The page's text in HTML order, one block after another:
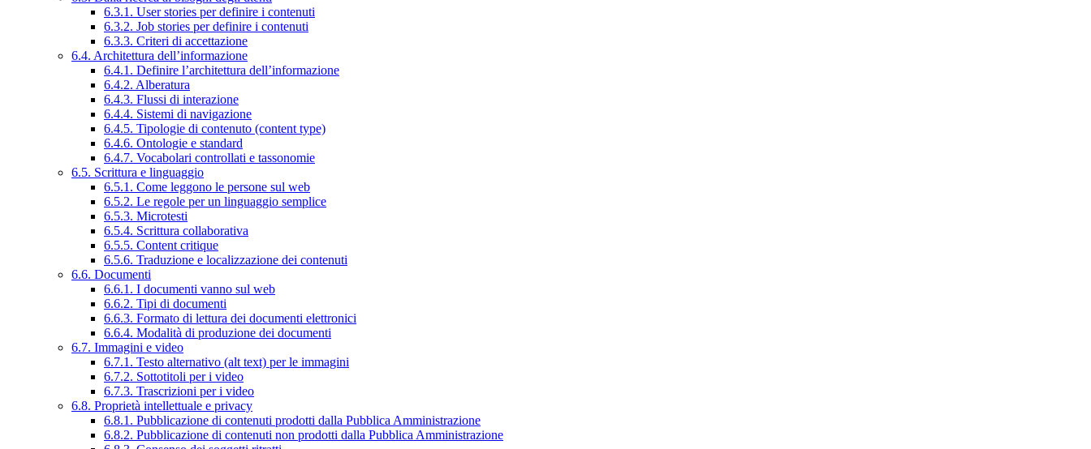
6.3.1. User stories per definire i contenuti
6.3.2. Job stories per definire i contenuti
6.3.3. Criteri di accettazione
6.4. Architettura dell’informazione
6.4.1. Definire l’architettura dell’informazione
6.4.2. Alberatura
6.4.3. Flussi di interazione
6.4.4. Sistemi di navigazione
6.4.5. Tipologie di contenuto (content type)
6.4.6. Ontologie e standard
6.4.7. Vocabolari controllati e tassonomie
6.5. Scrittura e linguaggio
6.5.1. Come leggono le persone sul web
6.5.2. Le regole per un linguaggio semplice
6.5.3. Microtesti
6.5.4. Scrittura collaborativa
6.5.5. Content critique
6.5.6. Traduzione e localizzazione dei contenuti
6.6. Documenti
6.6.1. I documenti vanno sul web
6.6.2. Tipi di documenti
6.6.3. Formato di lettura dei documenti elettronici
6.6.4. Modalità di produzione dei documenti
6.7. Immagini e video
6.7.1. Testo alternativo (alt text) per le immagini
6.7.2. Sottotitoli per i video
6.7.3. Trascrizioni per i video
6.8. Proprietà intellettuale e privacy
6.8.1. Pubblicazione di contenuti prodotti dalla Pubblica Amministrazione
6.8.2. Pubblicazione di contenuti non prodotti dalla Pubblica Amministrazione